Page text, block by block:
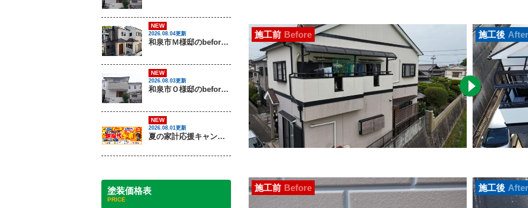
施工前 Before 施工後 After
施工前 Before 施工後 After
NEW
2026.08.04更新
和泉市Ｍ様邸のbeforeとafter（外壁塗装・屋根塗装）
NEW
2026.08.03更新
和泉市Ｏ様邸のbeforeとafter（外壁塗装）
NEW
2026.08.01更新
夏の家計応援キャンペーン開催！足場代半額でお得に外壁・屋根塗装を始めるチャンス【8月30日まで】
塗装価格表
PRICE